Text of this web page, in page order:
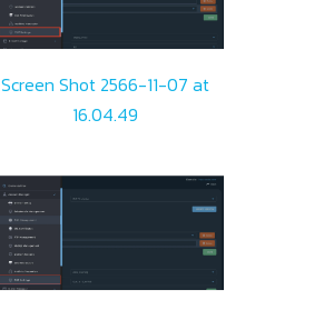
Screen Shot 2566-11-07 at
16.04.49